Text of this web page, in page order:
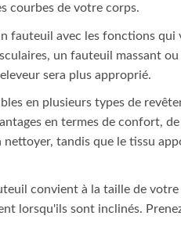
courbes de votre corps.
fauteuil avec les fonctions qui
un fauteuil massant
sera plus approprié.
en plusieurs types de
en termes de confort,
tandis que le tissu
convient à la taille de
lorsqu'ils sont inclinés.